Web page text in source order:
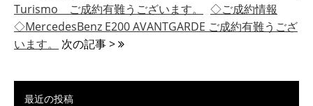
Turismo ご成約有難うございます。
◇ご成約情報
◇MercedesBenz E200 AVANTGARDE ご成約有難うござ
います。
次の記事 >
最近の投稿